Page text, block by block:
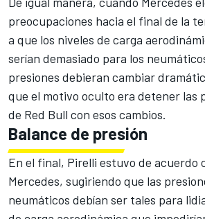
preocupaciones hacia el final de la
a que los niveles de carga
serían demasiado para los
presiones debieran cambiar
que el motivo oculto era detener las
de Red Bull con esos cambios.
Balance de presión
En el final, Pirelli estuvo de acuerdo
Mercedes, sugiriendo que las
neumáticos debían ser tales para